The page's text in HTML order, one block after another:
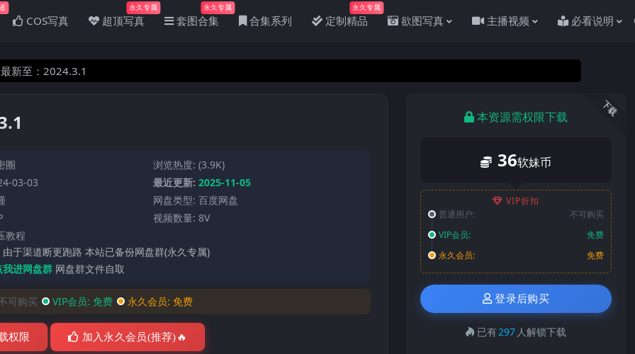
COS写真 超顶写真
永久专属
套图合集
永久专属
合集系列 定制精品
永久专属
欲图写真 主播视频 必看说明
新至：2024.3.1
圈
浏览热度: (3.9K)
03-03
最近更新: 2025-11-05
网盘类型: 百度网盘
视频数量: 8V
教程
于渠道断更跑路 本站已备份网盘群(永久专属)
我进网盘群 网盘群文件自取
可购买 VIP会员: 免费 永久会员:免费
权限 加入永久会员(推荐)🔥
下载
本资源需权限下载
36软妹币
VIP折扣
普通用户:
不可购买
VIP会员:
免费
永久会员:
免费
登录后购买
已有297 人解锁下载